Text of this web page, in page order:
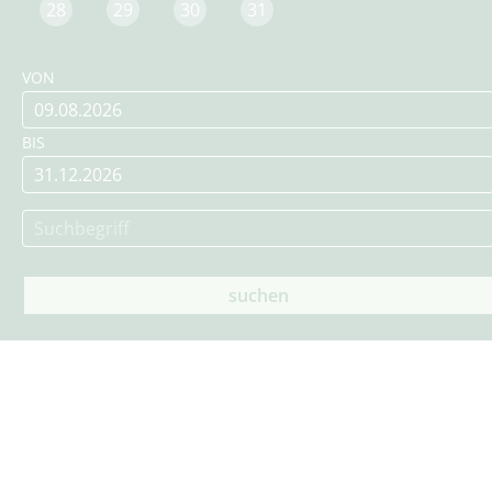
28
29 30 31
VON
BIS
suchen